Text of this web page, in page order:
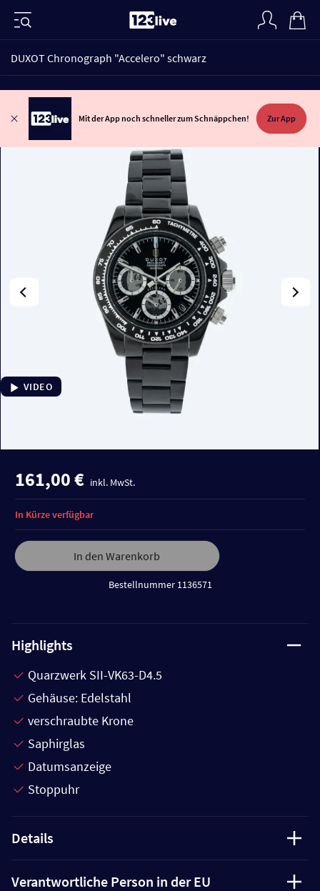
DUXOT Chronograph "Accelero" schwarz
Mit der App noch schneller zum Schnäppchen! Zur App
VIDEO
161,00 € inkl. MwSt.
In den Warenkorb
Bestellnummer 1136571
In Kürze verfügbar
Highlights
Quarzwerk SII-VK63-D4.5
Gehäuse: Edelstahl
verschraubte Krone
Saphirglas
Datumsanzeige
Stoppuhr
Details
Verantwortliche Person in der EU